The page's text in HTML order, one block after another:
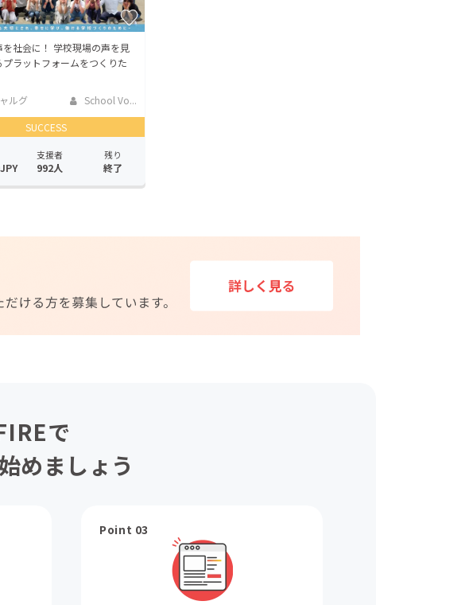
を社会に！ 学校現場の声を見
プラットフォームをつくりた
ルグ
School Vo...
SUCCESS
支援者
992人
残り
終了
で
めましょう
Point 03